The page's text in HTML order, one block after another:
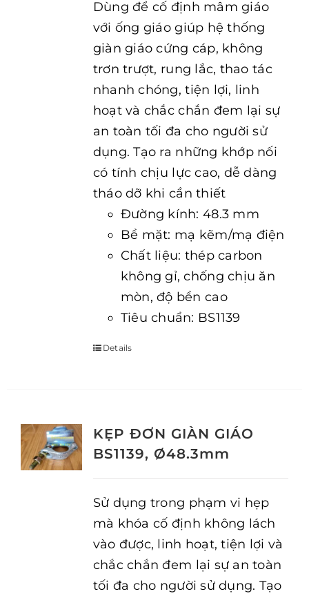
Dùng để cố định mâm giáo
với ống giáo giúp hệ thống
giàn giáo cứng cáp, không
trơn trượt, rung lắc, thao tác
nhanh chóng, tiện lợi, linh
hoạt và chắc chắn đem lại sự
an toàn tối đa cho người sử
dụng. Tạo ra những khớp nối
có tính chịu lực cao, dễ dàng
tháo dỡ khi cần thiết
Đường kính: 48.3 mm
Bề mặt: mạ kẽm/mạ điện
Chất liệu: thép carbon
không gỉ, chống chịu ăn
mòn, độ bền cao
Tiêu chuẩn: BS1139
Details
KẸP ĐƠN GIÀN GIÁO
BS1139, Ø48.3mm
Sử dụng trong phạm vi hẹp
mà khóa cố định không lách
vào được, linh hoạt, tiện lợi và
chắc chắn đem lại sự an toàn
tối đa cho người sử dụng. Tạo